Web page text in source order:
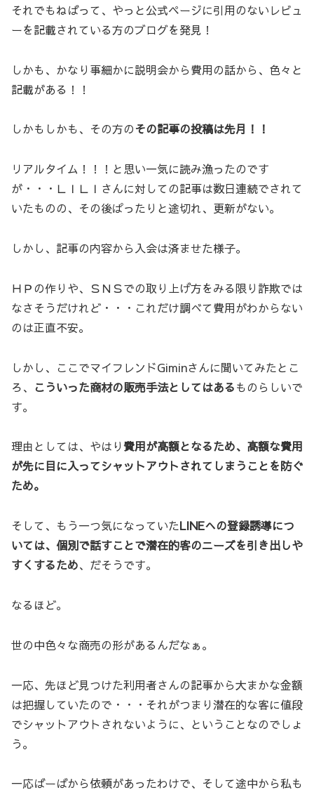
それでもねばって、やっと公式ページに引用のないレビュ
ーを記載されている方のブログを発見！
しかも、かなり事細かに説明会から費用の話から、色々と
記載がある！！
しかもしかも、その方のその記事の投稿は先月！！
リアルタイム！！！と思い一気に読み漁ったのです
が・・・ＬＩＬＩさんに対しての記事は数日連続でされて
いたものの、その後ぱったりと途切れ、更新がない。
しかし、記事の内容から入会は済ませた様子。
ＨＰの作りや、ＳＮＳでの取り上げ方をみる限り詐欺では
なさそうだけれど・・・これだけ調べて費用がわからない
のは正直不安。
しかし、ここでマイフレンドGiminさんに聞いてみたとこ
ろ、 こういった商材の販売手法としてはあるものらしいで
す。
理由としては、やはり費用が高額となるため、高額な費用
が先に目に入ってシャットアウトされてしまうことを防ぐ
ため。
そして、もう一つ気になっていたLINEへの登録誘導につ
いては、個別で話すことで潜在的客のニーズを引き出しや
すくするため、だそうです。
なるほど。
世の中色々な商売の形があるんだなぁ。
一応、先ほど見つけた利用者さんの記事から大まかな金額
は把握していたので・・・それがつまり潜在的な客に値段
でシャットアウトされないように、ということなのでしょ
う。
一応ばーばから依頼があったわけで、そして途中から私も